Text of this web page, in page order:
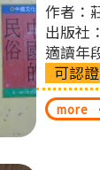
作者：
出版社
適讀年
可認證
more